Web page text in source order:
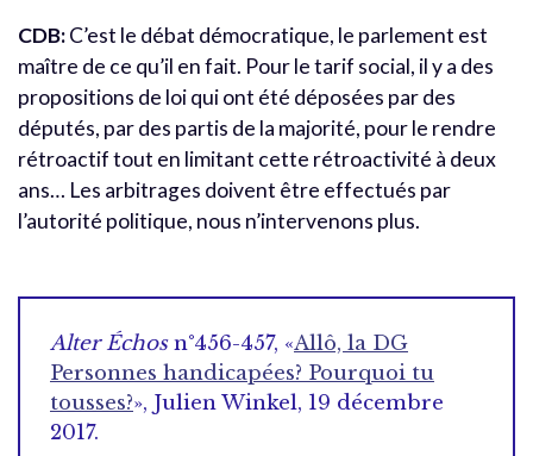
CDB:C’est le débat démocratique, le parlement est
maître de ce qu’il en fait. Pour le tarif social, il y a des
propositions de loi qui ont été déposées par des
députés, par des partis de la majorité, pour le rendre
rétroactif tout en limitant cette rétroactivité à deux
ans… Les arbitrages doivent être effectués par
l’autorité politique, nous n’intervenons plus.
Alter Échosn°456-457, «Allô, la DG
Personnes handicapées? Pourquoi tu
tousses?», Julien Winkel, 19 décembre
2017.